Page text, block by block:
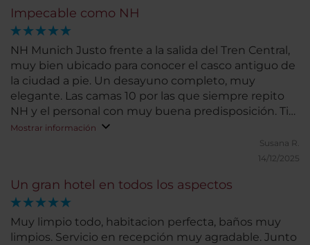
Impecable como NH
NH Munich Justo frente a la salida del Tren Central,
muy bien ubicado para conocer el casco antiguo de
la ciudad a pie. Un desayuno completo, muy
elegante. Las camas 10 por las que siempre repito
NH y el personal con muy buena predisposición. Tip:
Resto solo medio punto si se pudiera porq la suite al
lado de la escalera de emergencia si es un poco
ruidosa, si queréis calma alejaros de la escalera.
Mostrar información
Susana R.
14/12/2025
Un gran hotel en todos los aspectos
Muy limpio todo, habitacion perfecta, baños muy
limpios. Servicio en recepción muy agradable. Junto